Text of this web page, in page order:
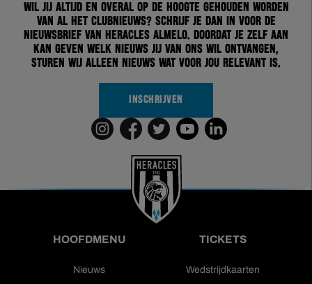
Wil jij altijd en overal op de hoogte gehouden worden
van al het clubnieuws? Schrijf je dan in voor de
nieuwsbrief van Heracles Almelo. Doordat je zelf aan
kan geven welk nieuws jij van ons wil ontvangen,
sturen wij alleen nieuws wat voor jou relevant is.
INSCHRIJVEN
HOOFDMENU
Nieuws
TICKETS
Wedstrijdkaarten